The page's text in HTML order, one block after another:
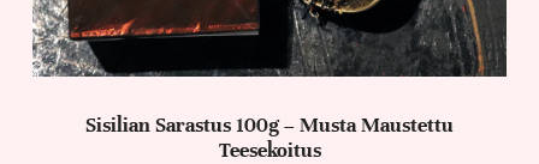
Sisilian Sarastus 100g – Musta Maustettu
Teesekoitus